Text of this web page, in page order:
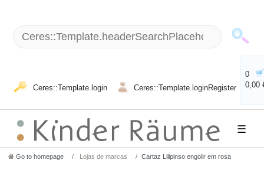
Ceres::Template.login Ceres::Template.loginRegister
0
0,00
☰
Go to homepage Lojas de marcas Cartaz Lilipinso engolir em rosa